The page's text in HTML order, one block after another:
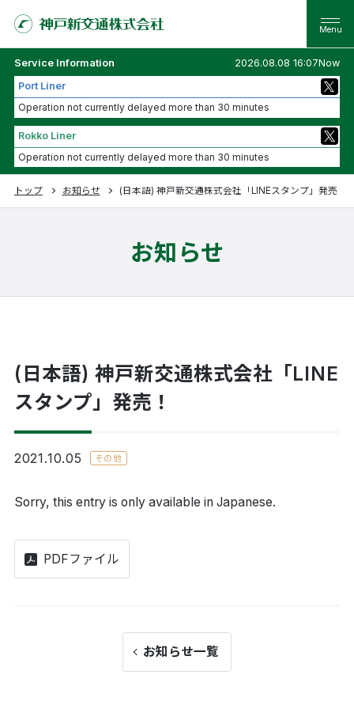
Service Information
2026.08.08 16:07Now
Port Liner
Operation not currently delayed more than 30 minutes
Rokko Liner
Operation not currently delayed more than 30 minutes
トップ お知らせ (日本語) 神戸新交通株式会社「LINEスタンプ」発売！
お知らせ
(日本語) 神戸新交通株式会社「LINE
スタンプ」発売！
2021.10.05 その他
Sorry, this entry is only available in Japanese.
PDFファイル
お知らせ一覧